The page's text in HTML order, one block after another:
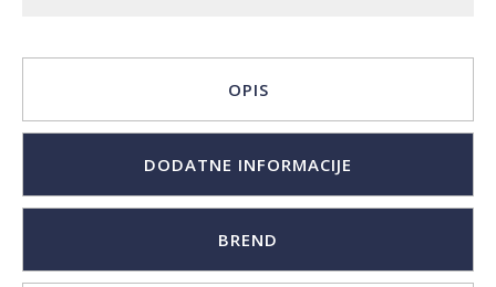
OPIS
DODATNE INFORMACIJE
BREND